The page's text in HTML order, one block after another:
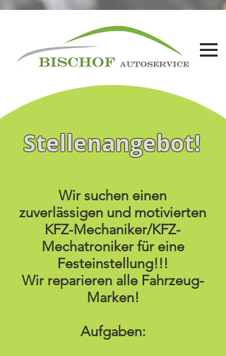
Stellenangebot!
Wir suchen einen
zuverlässigen und motivierten
KFZ-Mechaniker/KFZ-
Mechatroniker für eine
Festeinstellung!!!
Wir reparieren alle Fahrzeug-
Marken!
Aufgaben: